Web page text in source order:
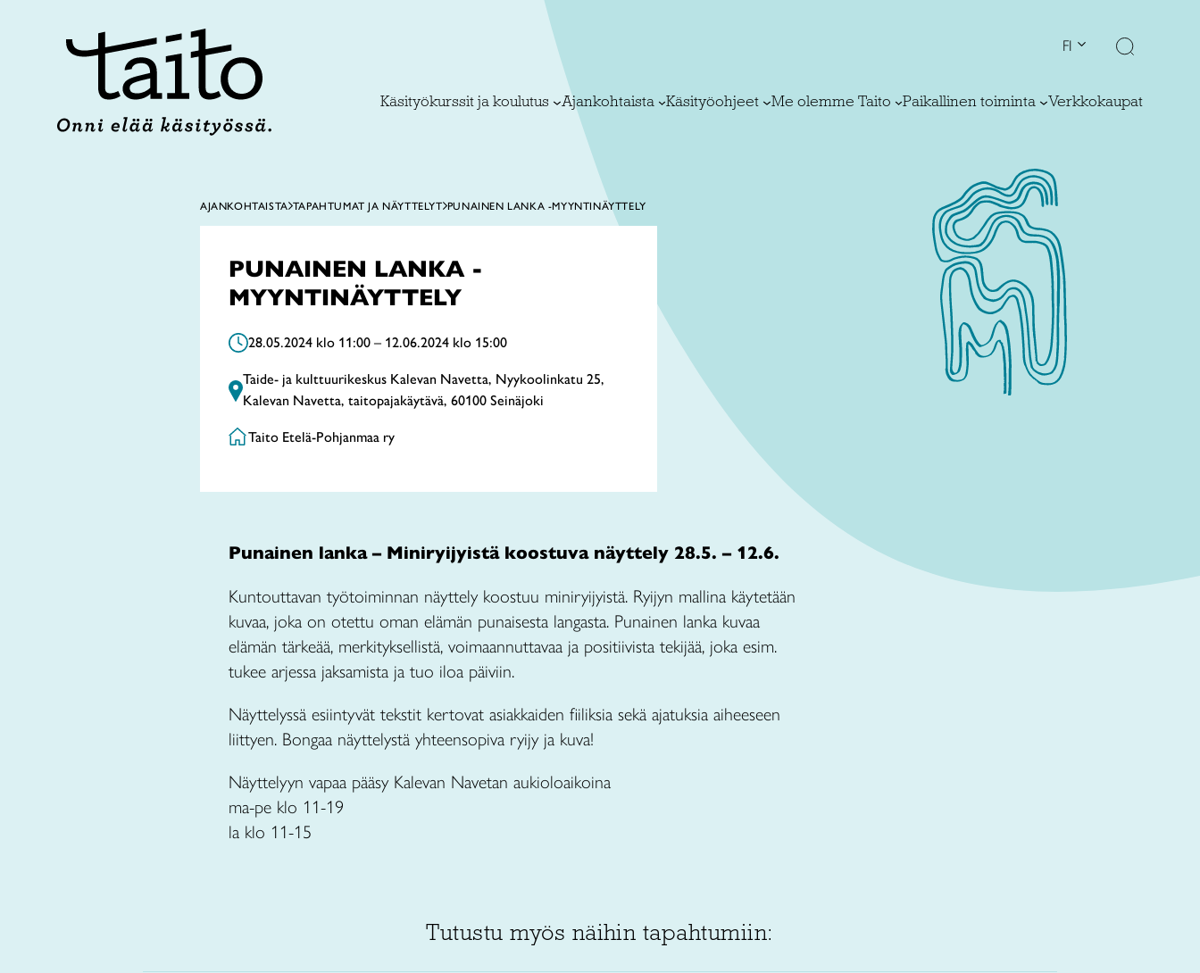
FI
Käsityökurssit ja koulutus Ajankohtaista Käsityöohjeet Me olemme Taito Paikallinen toiminta Verkkokaupat
AJANKOHTAISTA TAPAHTUMAT JA NÄYTTELYT PUNAINEN LANKA -MYYNTINÄYTTELY
PUNAINEN LANKA -
MYYNTINÄYTTELY
28.05.2024 klo 11:00 – 12.06.2024 klo 15:00
Taide- ja kulttuurikeskus Kalevan Navetta, Nyykoolinkatu 25,
Kalevan Navetta, taitopajakäytävä, 60100 Seinäjoki
Taito Etelä-Pohjanmaa ry
Punainen lanka – Miniryijyistä koostuva näyttely 28.5. – 12.6.
Kuntouttavan työtoiminnan näyttely koostuu miniryijyistä. Ryijyn mallina käytetään
kuvaa, joka on otettu oman elämän punaisesta langasta. Punainen lanka kuvaa
elämän tärkeää, merkityksellistä, voimaannuttavaa ja positiivista tekijää, joka esim.
tukee arjessa jaksamista ja tuo iloa päiviin.
Näyttelyssä esiintyvät tekstit kertovat asiakkaiden fiiliksia sekä ajatuksia aiheeseen
liittyen. Bongaa näyttelystä yhteensopiva ryijy ja kuva!
Näyttelyyn vapaa pääsy Kalevan Navetan aukioloaikoina
ma-pe klo 11-19
la klo 11-15
Tutustu myös näihin tapahtumiin: